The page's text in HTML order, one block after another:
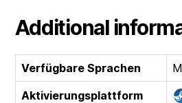
Additional
Verfügbare Sprachen
Aktivierungsplattform